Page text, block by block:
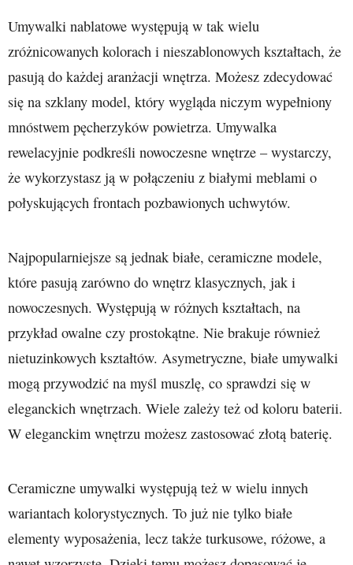
Umywalki nablatowe występują w tak wielu
zróżnicowanych kolorach i nieszablonowych kształtach, że
pasują do każdej aranżacji wnętrza. Możesz zdecydować
się na szklany model, który wygląda niczym wypełniony
mnóstwem pęcherzyków powietrza. Umywalka
rewelacyjnie podkreśli nowoczesne wnętrze – wystarczy,
że wykorzystasz ją w połączeniu z białymi meblami o
połyskujących frontach pozbawionych uchwytów.
Najpopularniejsze są jednak białe, ceramiczne modele,
które pasują zarówno do wnętrz klasycznych, jak i
nowoczesnych. Występują w różnych kształtach, na
przykład owalne czy prostokątne. Nie brakuje również
nietuzinkowych kształtów. Asymetryczne, białe umywalki
mogą przywodzić na myśl muszlę, co sprawdzi się w
eleganckich wnętrzach. Wiele zależy też od koloru baterii.
W eleganckim wnętrzu możesz zastosować złotą baterię.
Ceramiczne umywalki występują też w wielu innych
wariantach kolorystycznych. To już nie tylko białe
elementy wyposażenia, lecz także turkusowe, różowe, a